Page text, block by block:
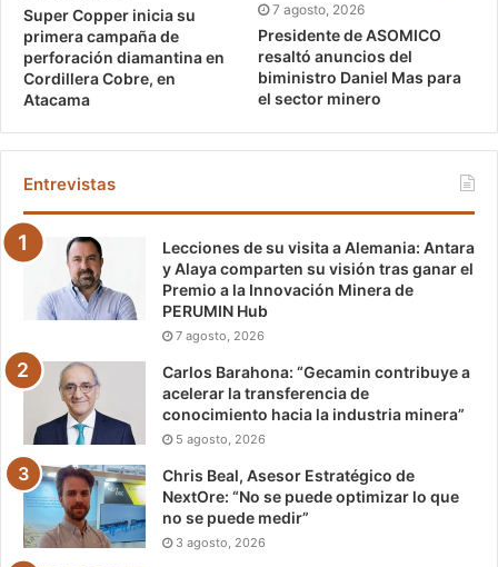
Super Copper inicia su
primera campaña de
perforación diamantina en
Cordillera Cobre, en
Atacama
7 agosto, 2026
Presidente de ASOMICO
resaltó anuncios del
biministro Daniel Mas para
el sector minero
Entrevistas
Lecciones de su visita a Alemania: Antara
y Alaya comparten su visión tras ganar el
Premio a la Innovación Minera de
PERUMIN Hub
7 agosto, 2026
Carlos Barahona: “Gecamin contribuye a
acelerar la transferencia de
conocimiento hacia la industria minera”
5 agosto, 2026
Chris Beal, Asesor Estratégico de
NextOre: “No se puede optimizar lo que
no se puede medir”
3 agosto, 2026